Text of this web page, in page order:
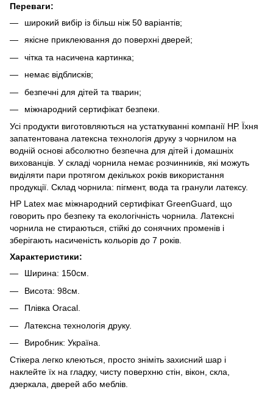
Переваги:
широкий вибір із більш ніж 50 варіантів;
якісне приклеювання до поверхні дверей;
чітка та насичена картинка;
немає відблисків;
безпечні для дітей та тварин;
міжнародний сертифікат безпеки.
Усі продукти виготовляються на устаткуванні компанії НР. Їхня
запатентована латексна технологія друку з чорнилом на
водній основі абсолютно безпечна для дітей і домашніх
вихованців. У складі чорнила немає розчинників, які можуть
виділяти пари протягом декількох років використання
продукції. Склад чорнила: пігмент, вода та гранули латексу.
HP Latex має міжнародний сертифікат GreenGuard, що
говорить про безпеку та екологічність чорнила. Латексні
чорнила не стираються, стійкі до сонячних променів і
зберігають насиченість кольорів до 7 років.
Характеристики:
Ширина: 150см.
Висота: 98см.
Плівка Oracal.
Латексна технологія друку.
Виробник: Україна.
Стікера легко клеються, просто зніміть захисний шар і
наклейте їх на гладку, чисту поверхню стін, вікон, скла,
дзеркала, дверей або меблів.